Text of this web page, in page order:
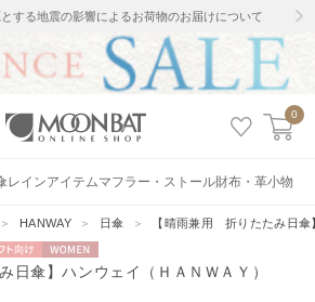
する地震の影響によるお荷物のお届けについて
0
レインアイテムマフラー・ストール財布・革小物
HANWAY ＞ 日傘 ＞ 【晴雨兼用 折りたたみ日傘
ト向 WOMEN
日傘】ハンウェイ（ＨＡＮＷＡＹ）